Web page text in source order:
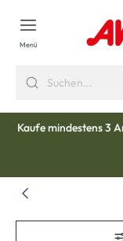
springen
Menü
Kaufe mindestens 3